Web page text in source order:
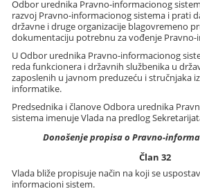
Odbor urednika Pravno-informacionog
razvoj Pravno-informacionog sistema i prati
državne i druge organizacije blagovremeno
dokumentaciju potrebnu za vođenje
U Odbor urednika Pravno-informacionog
reda funkcionera i državnih službenika u
zaposlenih u javnom preduzeću i stručnjaka
informatike.
Predsednika i članove Odbora urednika
sistema imenuje Vlada na predlog
Donošenje propisa o Pravno-
Član 32
Vlada bliže propisuje način na koji se
informacioni sistem.